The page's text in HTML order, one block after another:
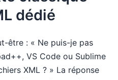
dédié
être : « Ne puis-je pas
VS Code ou Sublime
XML ? » La réponse